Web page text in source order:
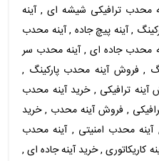
محدب ترافیکی شیشه ای , آینه
, آینه پیچ جاده , آینه محدب
محدب جاده ای , آینه محدب سر
, فروش آینه محدب پارکینگ ,
ترافیکی , خرید آینه محدب
, فروش آینه محدب , خرید
محدب امنیتی , آینه محدب
کاریکاتوری , خرید آینه جاده ای ,